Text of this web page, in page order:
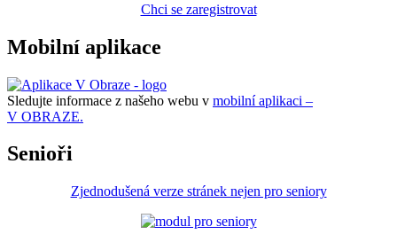
Chci se zaregistrovat
Mobilní aplikace
Sledujte informace z našeho webu v mobilní aplikaci –
V OBRAZE.
Senioři
Zjednodušená verze stránek nejen pro seniory